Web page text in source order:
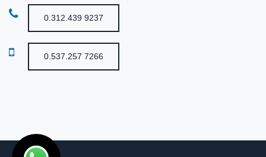
0.312.439 9237
0.537.257 7266